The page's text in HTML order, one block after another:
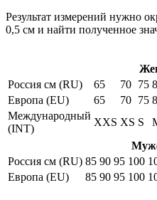
Результат измерений нужно
0,5 см и найти полученное
Россия см (RU)
65 70 75
Европа (EU)
65 70 75
Международный
(INT)
XXS XS S
Россия см (RU) 85 90 95 100
Европа (EU)
85 90 95 100